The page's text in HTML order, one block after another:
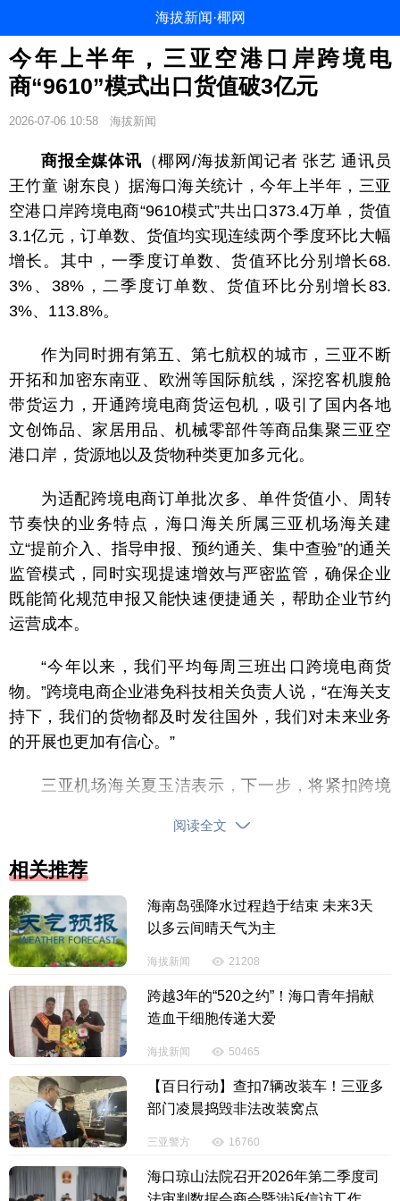
海拔新闻·椰网
今年上半年，三亚空港口岸跨境电
商“9610”模式出口货值破3亿元
2026-07-06 10:58 海拔新闻
商报全媒体讯 （椰网/海拔新闻记者 张艺 通讯员
王竹童 谢东良）据海口海关统计，今年上半年，三亚
空港口岸跨境电商“9610模式”共出口373.4万单，货值
3.1亿元，订单数、货值均实现连续两个季度环比大幅
增长。其中，一季度订单数、货值环比分别增长68.
3%、38%，二季度订单数、货值环比分别增长83.
3%、113.8%。
作为同时拥有第五、第七航权的城市，三亚不断
开拓和加密东南亚、欧洲等国际航线，深挖客机腹舱
带货运力，开通跨境电商货运包机，吸引了国内各地
文创饰品、家居用品、机械零部件等商品集聚三亚空
港口岸，货源地以及货物种类更加多元化。
为适配跨境电商订单批次多、单件货值小、周转
节奏快的业务特点，海口海关所属三亚机场海关建
立“提前介入、指导申报、预约通关、集中查验”的通关
监管模式，同时实现提速增效与严密监管，确保企业
既能简化规范申报又能快速便捷通关，帮助企业节约
运营成本。
“今年以来，我们平均每周三班出口跨境电商货
物。”跨境电商企业港免科技相关负责人说，“在海关支
持下，我们的货物都及时发往国外，我们对未来业务
的开展也更加有信心。”
三亚机场海关夏玉洁表示，下一步，将紧扣跨境
管服务推动三亚空港口岸跨境电商出口稳步提质。
品，欢迎转发，但非经本报书面授权同意，严禁包括但不限于转载或改
编、引用等，违者必追究法律责任。
阅读全文
相关推荐
海南岛强降水过程趋于结束 未来3天
以多云间晴天气为主
海拔新闻 21208
跨越3年的“520之约”！海口青年捐献
造血干细胞传递大爱
海拔新闻 50465
【百日行动】查扣7辆改装车！三亚多
部门凌晨捣毁非法改装窝点
三亚警方 16760
海口琼山法院召开2026年第二季度司